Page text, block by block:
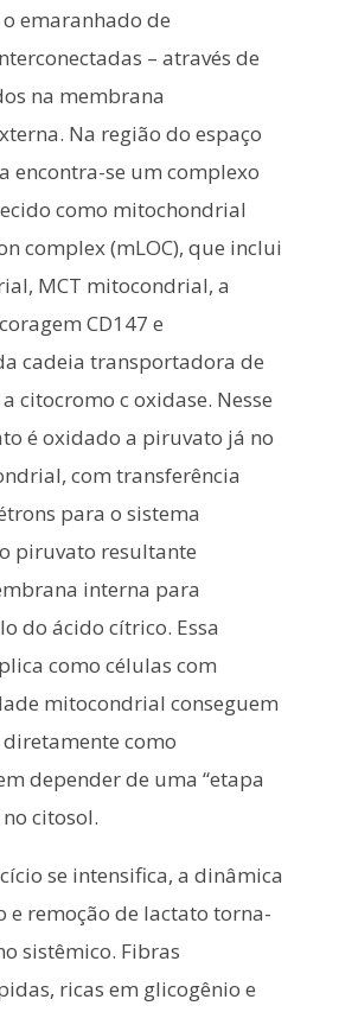
emaranhado de
– através de
na membrana
Na região do espaço
encontra-se um complexo
como mitochondrial
complex (mLOC), que inclui
MCT mitocondrial, a
CD147 e
cadeia transportadora de
citocromo c oxidase. Nesse
é oxidado a piruvato já no
com transferência
para o sistema
piruvato resultante
interna para
do ácido cítrico. Essa
como células com
mitocondrial conseguem
como
depender de uma “etapa
citosol.
se intensifica, a dinâmica
e remoção de lactato torna-
sistêmico. Fibras
ricas em glicogênio e